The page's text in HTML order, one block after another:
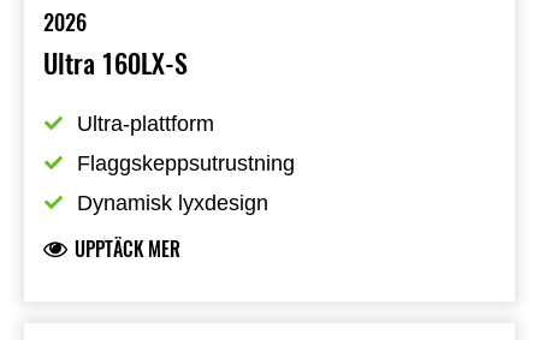
2026
Ultra 160LX-S
Ultra-plattform
Flaggskeppsutrustning
Dynamisk lyxdesign
UPPTÄCK MER